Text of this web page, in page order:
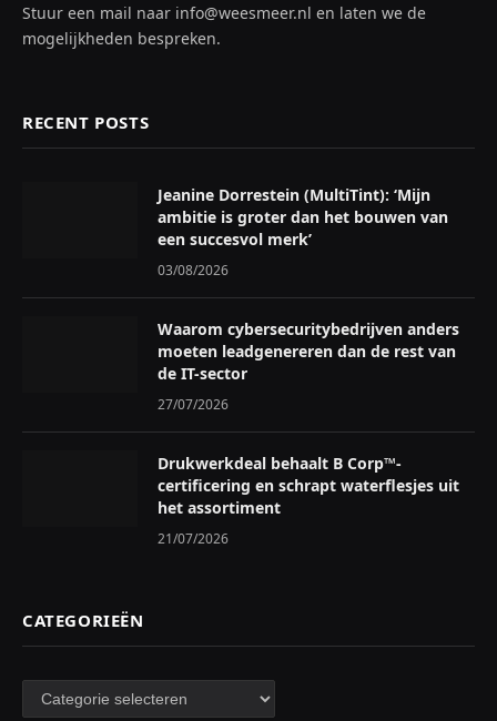
Stuur een mail naar info@weesmeer.nl en laten we de
mogelijkheden bespreken.
RECENT POSTS
Jeanine Dorrestein (MultiTint): ‘Mijn
ambitie is groter dan het bouwen van
een succesvol merk’
03/08/2026
Waarom cybersecuritybedrijven anders
moeten leadgenereren dan de rest van
de IT-sector
27/07/2026
Drukwerkdeal behaalt B Corp™-
certificering en schrapt waterflesjes uit
het assortiment
21/07/2026
CATEGORIEËN
Categorieën